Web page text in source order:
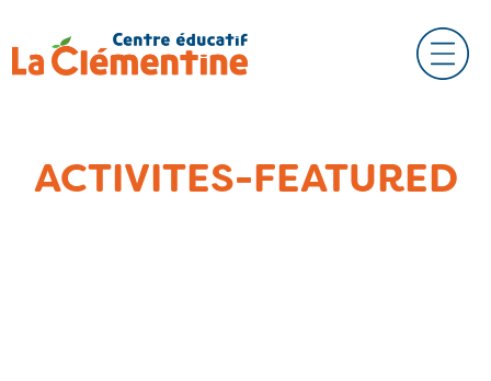
ACTIVITES-FEATURED